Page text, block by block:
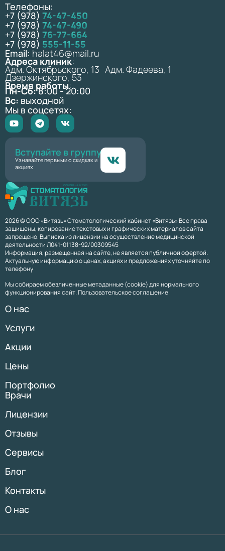
2026 © ООО «Витязь» Стоматологический кабинет «Витязь» Все права
защищены, копирование текстовых и графических материалов сайта
запрещено. Выписка из лицензии на осуществление медицинской
деятельности Л041-01138-92/00309545
Информация, размещенная на сайте, не является публичной офертой.
Актуальную информацию о ценах, акциях и предложениях уточняйте по
телефону
Мы собираем обезличенные метаданные (cookie) для нормального
функционирования сайт. Пользовательское соглашение
О нас
Услуги
Акции
Цены
Портфолио
Врачи
Лицензии
Отзывы
Сервисы
Блог
Контакты
О нас
Телефоны:
+7 (978) 74-47-450
+7 (978) 74-47-490
+7 (978) 76-77-664
+7 (978) 555-11-55
Email: halat46@mail.ru
Адреса клиник:
Адм. Октябрьского, 13 Адм. Фадеева, 1
Дзержинского, 53
Время работы:
Пн-Сб:8:00 - 20:00
Вс: выходной
Мы в соцсетях:
Вступайте в группу
Узнавайте первыми о скидках и
акциях